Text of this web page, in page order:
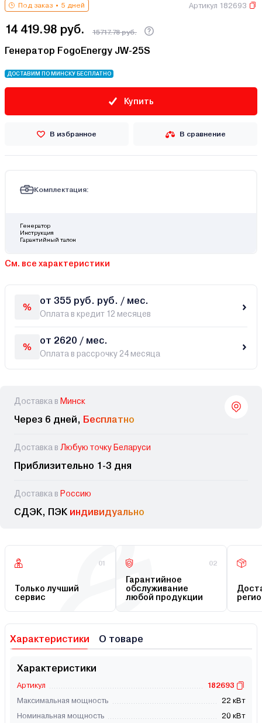
Под заказ 5 дней Артикул 182693
14 419.98 руб. 15717.78 руб.
Генератор FogoEnergy JW-25S
ДОСТАВИМ ПО МИНСКУ БЕСПЛАТНО
Купить
В избранное В сравнение
Комплектация:
Генератор
Инструкция
Гарантийный талон
См. все характеристики
от 355 руб. руб. / мес.
Оплата в кредит 12 месяцев
от 2620 / мес.
Оплата в рассрочку 24 месяца
Доставка в Минск
Через 6 дней, Бесплатно
Доставка в Любую точку Беларуси
Приблизительно 1-3 дня
Доставка в Россию
СДЭК, ПЭК индивидуально
01
Только лучший
сервис
02
Гарантийное
обслуживание
любой продукции
Характеристики О товаре
Характеристики
Артикул
182693
Максимальная мощность
22 кВт
Номинальная мощность
20 кВт